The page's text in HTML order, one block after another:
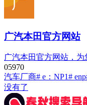
广汽本田官方网站
广汽本田官方网站，为
05970
汽车厂商# e：NP1# enp
没有了